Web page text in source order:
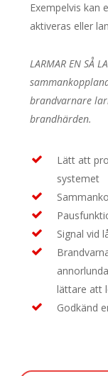
Exempelvis kan
aktiveras eller
LARMAR EN SÅ
brandvarnare
brandhärden.
Lätt att
systemet
Signal vid
lättare att
Godkänd